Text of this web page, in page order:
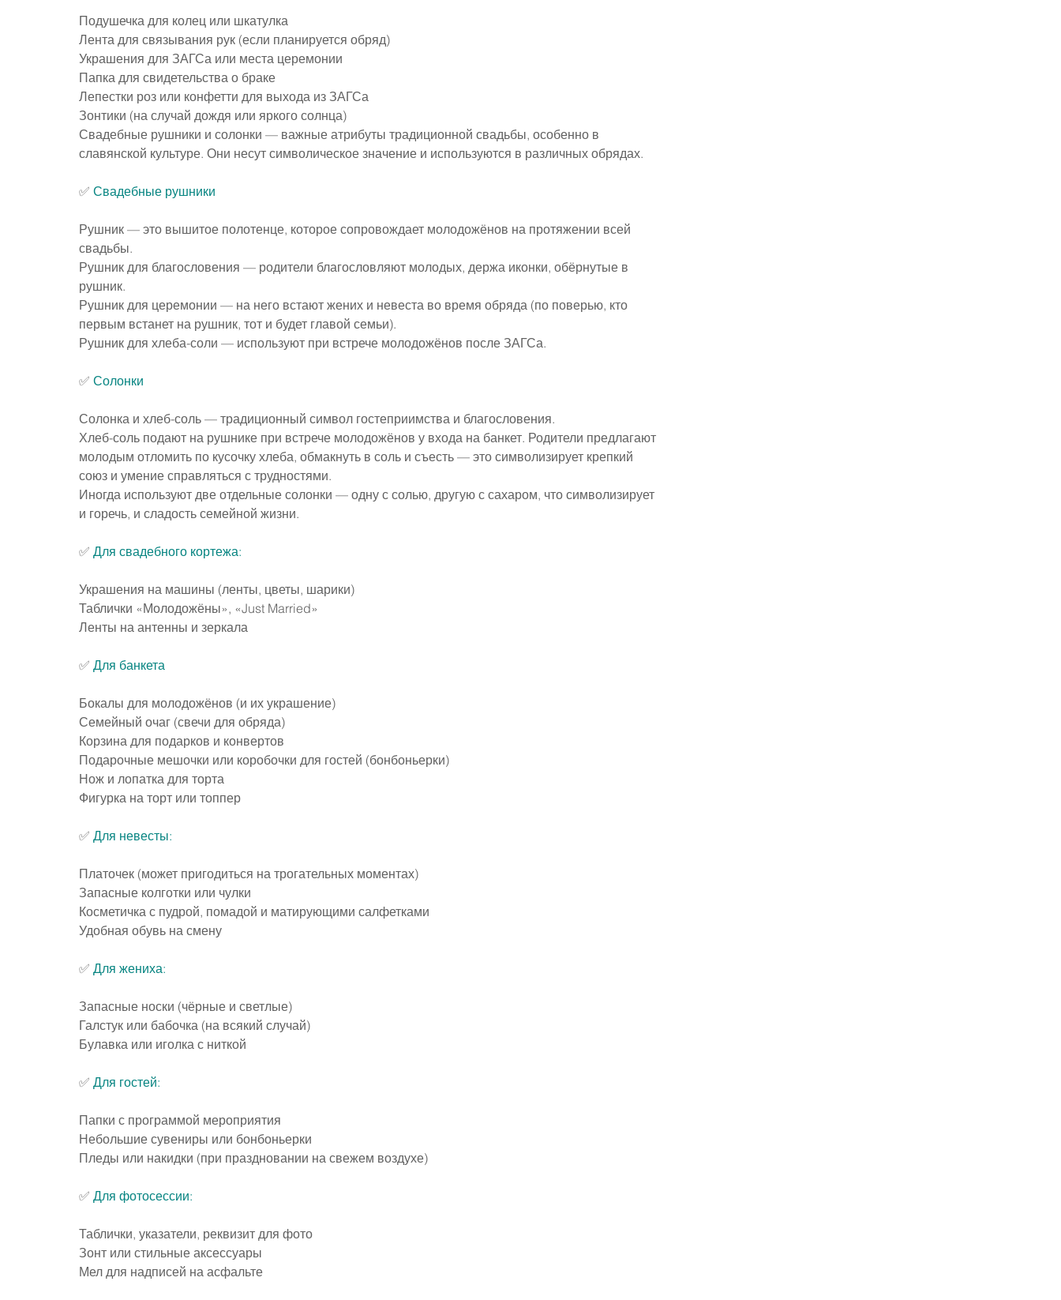
Подушечка для колец или шкатулка
Лента для связывания рук (если планируется обряд)
Украшения для ЗАГСа или места церемонии
Папка для свидетельства о браке
Лепестки роз или конфетти для выхода из ЗАГСа
Зонтики (на случай дождя или яркого солнца)
Свадебные рушники и солонки — важные атрибуты традиционной свадьбы, особенно в
славянской культуре. Они несут символическое значение и используются в различных обрядах.
✅ Свадебные рушники
Рушник — это вышитое полотенце, которое сопровождает молодожёнов на протяжении всей
свадьбы.
Рушник для благословения — родители благословляют молодых, держа иконки, обёрнутые в
рушник.
Рушник для церемонии — на него встают жених и невеста во время обряда (по поверью, кто
первым встанет на рушник, тот и будет главой семьи).
Рушник для хлеба-соли — используют при встрече молодожёнов после ЗАГСа.
✅ Солонки
Солонка и хлеб-соль — традиционный символ гостеприимства и благословения.
Хлеб-соль подают на рушнике при встрече молодожёнов у входа на банкет. Родители предлагают
молодым отломить по кусочку хлеба, обмакнуть в соль и съесть — это символизирует крепкий
союз и умение справляться с трудностями.
Иногда используют две отдельные солонки — одну с солью, другую с сахаром, что символизирует
и горечь, и сладость семейной жизни.
✅ Для свадебного кортежа:
Украшения на машины (ленты, цветы, шарики)
Таблички «Молодожёны», «Just Married»
Ленты на антенны и зеркала
✅ Для банкета
Бокалы для молодожёнов (и их украшение)
Семейный очаг (свечи для обряда)
Корзина для подарков и конвертов
Подарочные мешочки или коробочки для гостей (бонбоньерки)
Нож и лопатка для торта
Фигурка на торт или топпер
✅ Для невесты:
Платочек (может пригодиться на трогательных моментах)
Запасные колготки или чулки
Косметичка с пудрой, помадой и матирующими салфетками
Удобная обувь на смену
✅ Для жениха:
Запасные носки (чёрные и светлые)
Галстук или бабочка (на всякий случай)
Булавка или иголка с ниткой
✅ Для гостей:
Папки с программой мероприятия
Небольшие сувениры или бонбоньерки
Пледы или накидки (при праздновании на свежем воздухе)
✅ Для фотосессии:
Таблички, указатели, реквизит для фото
Зонт или стильные аксессуары
Мел для надписей на асфальте